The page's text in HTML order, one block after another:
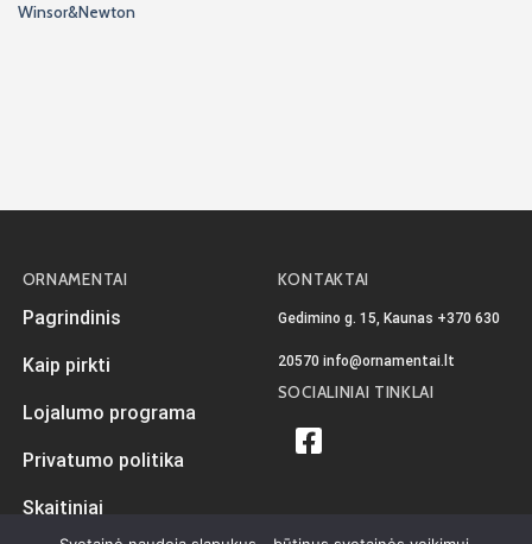
Winsor&Newton
ORNAMENTAI
Pagrindinis
Kaip pirkti
Lojalumo programa
Privatumo politika
Skaitiniai
KONTAKTAI
Gedimino g. 15, Kaunas +370 630
20570 info@ornamentai.lt
SOCIALINIAI TINKLAI